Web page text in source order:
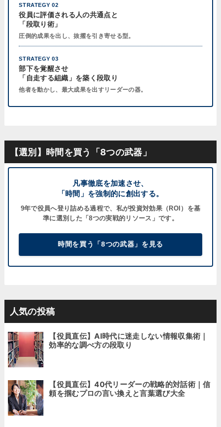
STRATEGY 02
役員に評価される人の共通点と
「段取り術」
圧倒的成果を出し、抜擢を引き寄せる型。
STRATEGY 03
部下を覚醒させ
「自走する組織」を築く段取り
他者を動かし、最大成果を出すリーダーの器。
【選別】時間を買う「8つの武器」
凡事徹底を加速させ、
「時間」を強制的に創出する。
9年で役員へ登り詰める過程で、私が投資対効果（ROI） を基
準に選別した「8つの実戦的リソース」です。
時間を買う「8つの武器」を見る
人気の投稿
【役員直伝】AI時代に迷走しない情報収集術｜
効率的な調べ方の段取り
【役員直伝】40代リーダーの戦略的対話術｜信
頼を掴むプロの言い換えと言葉選び大全